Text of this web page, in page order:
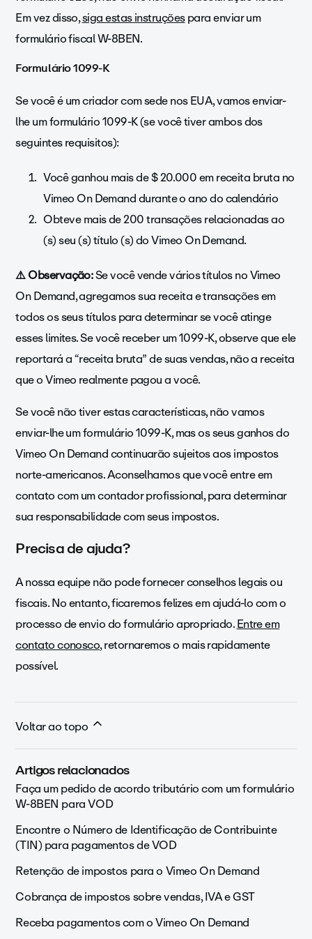
Em vez disso,siga estas instruçõespara enviar um
formulário fiscal W-8BEN.
Formulário 1099-K
Se você é um criador com sede nos EUA, vamos enviar-
lhe um formulário 1099-K (se você tiver ambos dos
seguintes requisitos):
Você ganhou mais de $ 20.000 em receita bruta no
Vimeo On Demand durante o ano do calendário
Obteve mais de 200 transações relacionadas ao
(s) seu (s) título (s) do Vimeo On Demand.
⚠️ Observação:Se você vende vários títulos no Vimeo
On Demand, agregamos sua receita e transações em
todos os seus títulos para determinar se você atinge
esses limites. Se você receber um 1099-K, observe que ele
reportará a “receita bruta” de suas vendas, não a receita
que o Vimeo realmente pagou a você.
Se você não tiver estas características, não vamos
enviar-lhe um formulário 1099-K, mas os seus ganhos do
Vimeo On Demand continuarão sujeitos aos impostos
norte-americanos. Aconselhamos que você entre em
contato com um contador profissional, para determinar
sua responsabilidade com seus impostos.
Precisa de ajuda?
A nossa equipe não pode fornecer conselhos legais ou
fiscais. No entanto, ficaremos felizes em ajudá-lo com o
processo de envio do formulário apropriado.Entre em
contato conosco,retornaremos o mais rapidamente
possível.
Voltar ao topo
Artigos relacionados
Faça um pedido de acordo tributário com um formulário
W-8BEN para VOD
Encontre o Número de Identificação de Contribuinte
(TIN) para pagamentos de VOD
Retenção de impostos para o Vimeo On Demand
Cobrança de impostos sobre vendas, IVA e GST
Receba pagamentos com o Vimeo On Demand